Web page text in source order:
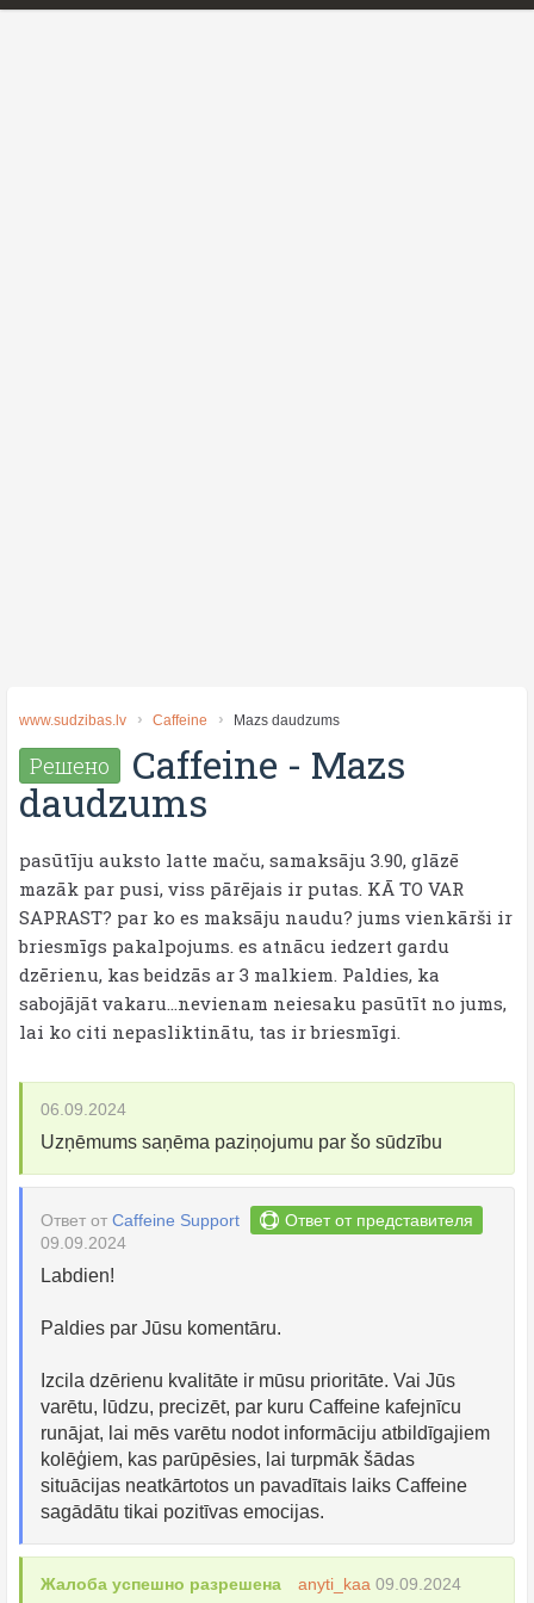
www.sudzibas.lv Caffeine Mazs daudzums
Решено Caffeine - Mazs
daudzums
pasūtīju auksto latte maču, samaksāju 3.90, glāzē
mazāk par pusi, viss pārējais ir putas. KĀ TO VAR
SAPRAST? par ko es maksāju naudu? jums vienkārši ir
briesmīgs pakalpojums. es atnācu iedzert gardu
dzērienu, kas beidzās ar 3 malkiem. Paldies, ka
sabojājāt vakaru...nevienam neiesaku pasūtīt no jums,
lai ko citi nepasliktinātu, tas ir briesmīgi.
06.09.2024
Uzņēmums saņēma paziņojumu par šo sūdzību
Ответ от Caffeine Support
Ответ от представителя
09.09.2024
Labdien!
Paldies par Jūsu komentāru.
Izcila dzērienu kvalitāte ir mūsu prioritāte. Vai Jūs
varētu, lūdzu, precizēt, par kuru Caffeine kafejnīcu
runājat, lai mēs varētu nodot informāciju atbildīgajiem
kolēģiem, kas parūpēsies, lai turpmāk šādas
situācijas neatkārtotos un pavadītais laiks Caffeine
sagādātu tikai pozitīvas emocijas.
Жалоба успешно разрешена anyti_kaa 09.09.2024